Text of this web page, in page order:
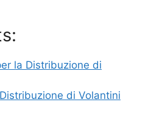
la Distribuzione di
di Volantini